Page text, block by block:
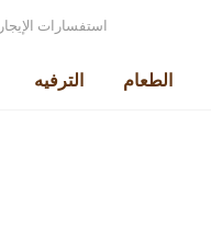
استفسارات الإيجار
الطعام الترفيه